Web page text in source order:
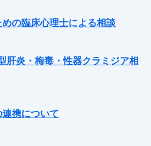
の臨床心理士による相談
肝炎・梅毒・性器クラミジア相
携について